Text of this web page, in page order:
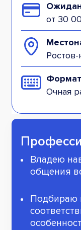
от 30
Очная
Владею
общения
Подбираю